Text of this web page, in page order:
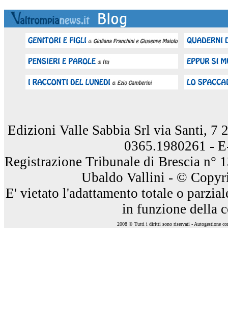
Edizioni Valle Sabbia Srl via Santi, 7
0365.1980261 -
Registrazione Tribunale di Brescia n°
Ubaldo Vallini - ©
E' vietato l'adattamento totale o
in funzione della
2008 © Tutti i diritti sono riservati - Autogestione